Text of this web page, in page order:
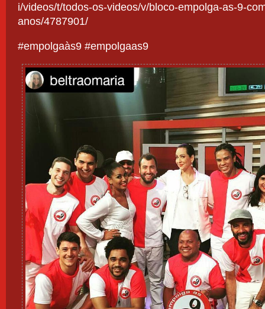
I,
i/videos/t/todos-os-videos/v/bloco-empolga-as-9-
anos/4787901/
‪#‎empolgaàs9‬ #empolgaas9